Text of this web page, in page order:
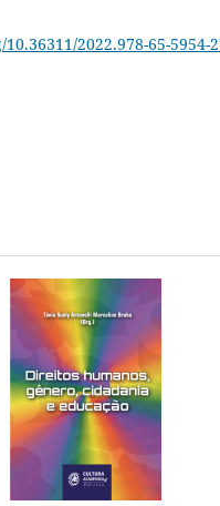
2022.978-65-5954-